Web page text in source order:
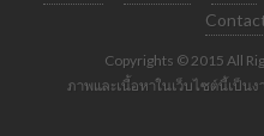
Copyrights © 2015 All
ภาพและเนื้อหาในเว็บไซต์นี้เป็